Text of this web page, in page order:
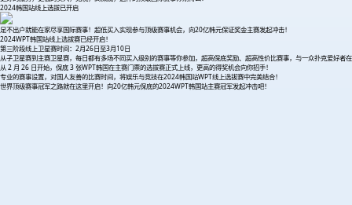
2024韩国站线上选拔已开启
足不出户就能在家尽享国际赛事！超低买入实现参与顶级赛事机会，向20亿韩元保证奖金主赛发起冲击！
2024WPT韩国站线上选拔赛已经开启！
第三阶段线上卫星赛时间：2月26日至3月10日
从子卫星赛到主赛卫星赛，每日都有多场不同买入级别的赛事等你参加，超高保底奖励、超高性价比赛事，与一众扑克爱好者
从 2 月 26 日开始，保底 3 张WPT韩国在主赛门票的选拔赛正式上线，更高的得奖机会向你招手！
专业的赛事设置，对国人友善的比赛时间，将娱乐与竞技在2024韩国站WPT线上选拔赛中完美结合！
世界顶级赛事冠军之路就在这里开启！向20亿韩元保底的2024WPT韩国站主赛冠军发起冲击吧！